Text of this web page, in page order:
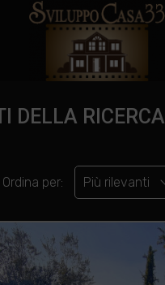
DELLA RICERCA
Ordina per: Più rilevanti